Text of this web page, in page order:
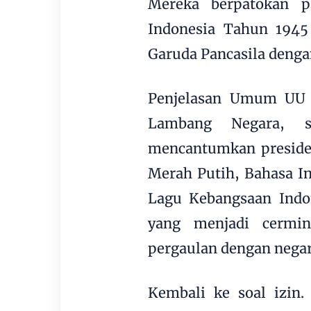
Mereka berpatokan
Indonesia Tahun
Garuda Pancasila
Penjelasan Umum
Lambang Negara,
mencantumkan
Merah Putih, Bahasa
Lagu Kebangsaan
yang menjadi
pergaulan dengan
Kembali ke soal izin.